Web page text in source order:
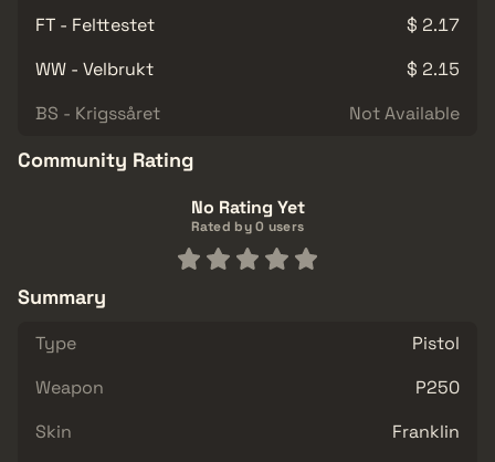
FT - Felttestet
$ 2.17
WW - Velbrukt
$ 2.15
BS - Krigssåret
Not Available
Community Rating
No Rating Yet
Rated by 0 users
Summary
Type
Pistol
Weapon
P250
Skin
Franklin